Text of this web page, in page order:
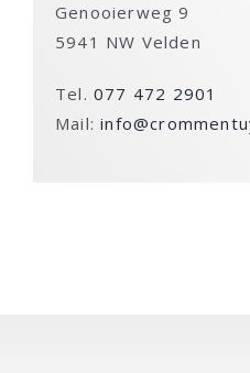
Genooierweg 9
5941 NW Velden
Tel. 077 472 2901
Mail: